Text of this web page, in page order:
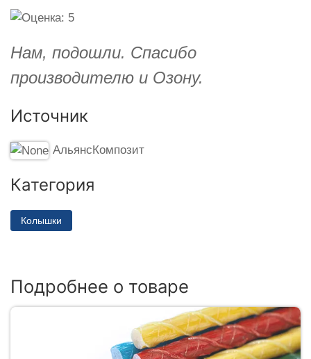
Нам, подошли. Спасибо
производителю и Озону.
Источник
АльянсКомпозит
Категория
Колышки
Подробнее о товаре